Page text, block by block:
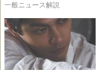
一般ニュース解説